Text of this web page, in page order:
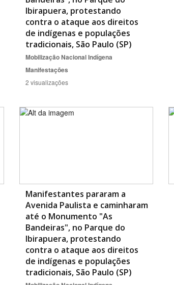
Ibirapuera, protestando
contra o ataque aos direitos
de indígenas e populações
tradicionais, São Paulo (SP)
Mobilização Nacional Indígena
Manifestações
2 visualizações
Manifestantes pararam a
Avenida Paulista e caminharam
até o Monumento "As
Bandeiras", no Parque do
Ibirapuera, protestando
contra o ataque aos direitos
de indígenas e populações
tradicionais, São Paulo (SP)